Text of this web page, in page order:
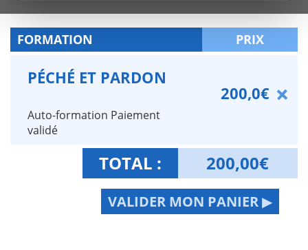
FORMATION PRIX
PÉCHÉ ET PARDON
Auto-formation Paiement
validé
200,0€
TOTAL : 200,00€
VALIDER MON PANIER ▶